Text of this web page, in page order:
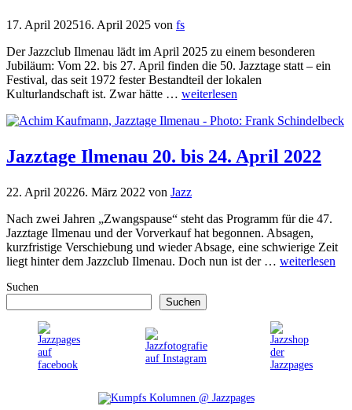
17. April 202516. April 2025 von fs
Der Jazzclub Ilmenau lädt im April 2025 zu einem besonderen
Jubiläum: Vom 22. bis 27. April finden die 50. Jazztage statt – ein
Festival, das seit 1972 fester Bestandteil der lokalen
Kulturlandschaft ist. Zwar hätte … weiterlesen
Jazztage Ilmenau 20. bis 24. April 2022
22. April 20226. März 2022 von Jazz
Nach zwei Jahren „Zwangspause“ steht das Programm für die 47.
Jazztage Ilmenau und der Vorverkauf hat begonnen. Absagen,
kurzfristige Verschiebung und wieder Absage, eine schwierige Zeit
liegt hinter dem Jazzclub Ilmenau. Doch nun ist der … weiterlesen
Suchen
Suchen